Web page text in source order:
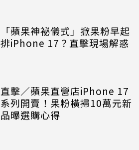
「蘋果神祕儀式」掀果粉早起
排iPhone 17？直擊現場解惑
直擊／蘋果直營店iPhone 17
系列開賣！果粉橫掃10萬元新
品曝選購心得